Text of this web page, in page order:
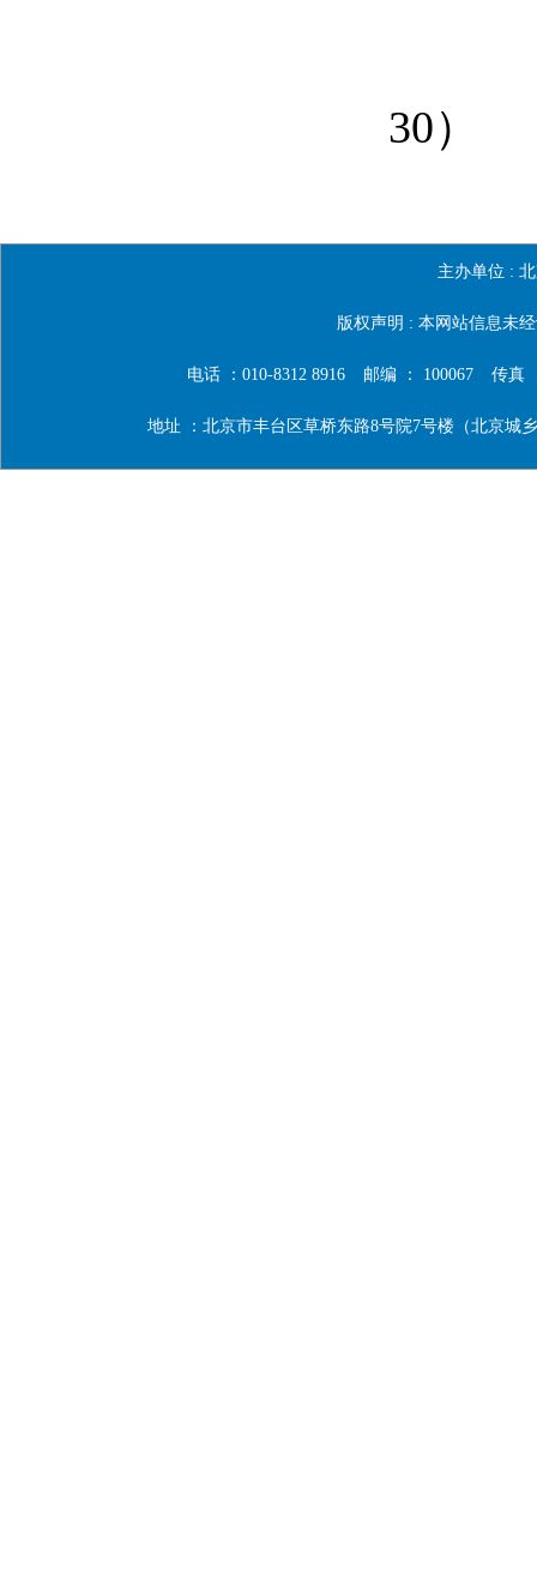
30）
主办单位 :
版权声明 : 本网站信息未
电话 ：010-8312 8916 邮编 ： 100067 传真
地址 ：北京市丰台区草桥东路8号院7号楼（北京城